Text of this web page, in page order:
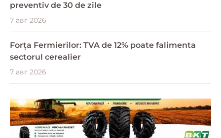
preventiv de 30 de zile
7 авг 2026
Forța Fermierilor: TVA de 12% poate falimenta
sectorul cerealier
7 авг 2026